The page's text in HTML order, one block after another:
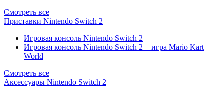
Смотреть все
Приставки Nintendo Switch 2
Игровая консоль Nintendo Switch 2
Игровая консоль Nintendo Switch 2 + игра Mario Kart
World
Смотреть все
Аксессуары Nintendo Switch 2